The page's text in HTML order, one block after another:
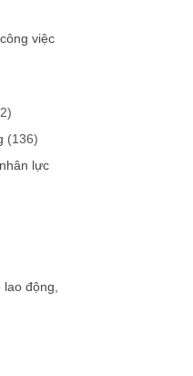
việc
(136)
lực
lao động,